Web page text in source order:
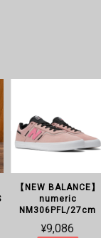
【NEW BALANCE】
numeric
NM306PFL/27cm
¥9,086